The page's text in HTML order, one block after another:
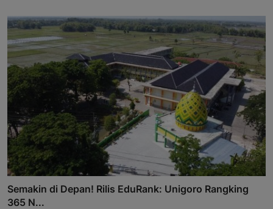
Semakin di Depan! Rilis EduRank: Unigoro Rangking
365 N...